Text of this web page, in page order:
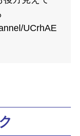
UCrhAE